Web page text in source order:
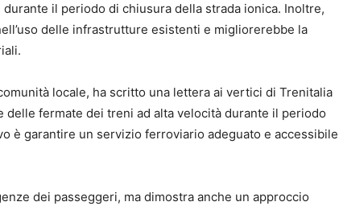
durante il periodo di chiusura della strada ionica. Inoltre,
delle infrastrutture esistenti e migliorerebbe la
locale, ha scritto una lettera ai vertici di Trenitalia
delle fermate dei treni ad alta velocità durante il periodo
è garantire un servizio ferroviario adeguato e accessibile
dei passeggeri, ma dimostra anche un approccio